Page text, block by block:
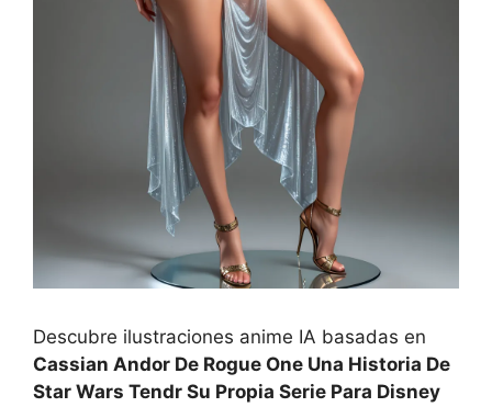
Descubre ilustraciones anime IA basadas en
Cassian Andor De Rogue One Una Historia De
Star Wars Tendr Su Propia Serie Para Disney